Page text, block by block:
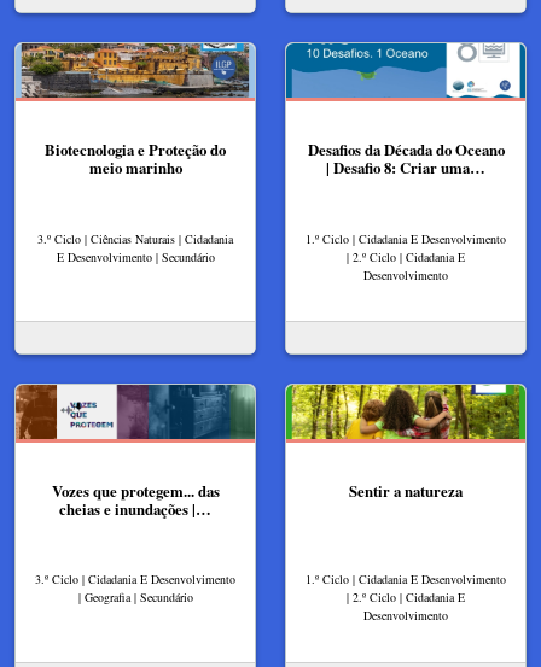
Biotecnologia e Proteção do
meio marinho
3.º Ciclo | Ciências Naturais | Cidadania
E Desenvolvimento | Secundário
Desafios da Década do Oceano
| Desafio 8: Criar uma…
1.º Ciclo | Cidadania E Desenvolvimento
| 2.º Ciclo | Cidadania E
Desenvolvimento
Vozes que protegem... das
cheias e inundações |…
3.º Ciclo | Cidadania E Desenvolvimento
| Geografia | Secundário
Sentir a natureza
1.º Ciclo | Cidadania E Desenvolvimento
| 2.º Ciclo | Cidadania E
Desenvolvimento